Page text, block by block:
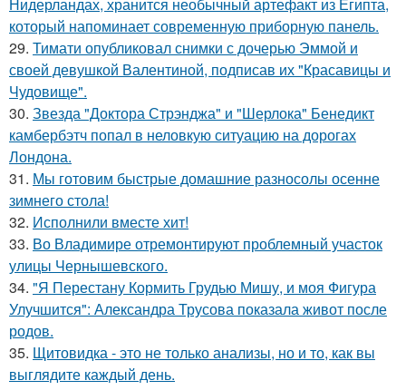
который напоминает современную приборную панель.
29. Тимати опубликовал снимки с дочерью Эммой и
своей девушкой Валентиной, подписав их "Красавицы и
Чудовище".
30. Звезда "Доктора Стрэнджа" и "Шерлока" Бенедикт
камбербэтч попал в неловкую ситуацию на дорогах
Лондона.
31. Мы готовим быстрые домашние разносолы осенне
зимнего стола!
32. Исполнили вместе хит!
33. Во Владимире отремонтируют проблемный участок
улицы Чернышевского.
34. "Я Перестану Кормить Грудью Мишу, и моя Фигура
Улучшится": Александра Трусова показала живот после
родов.
35. Щитовидка - это не только анализы, но и то, как вы
выглядите каждый день.